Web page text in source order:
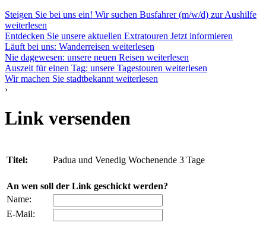
Steigen Sie bei uns ein! Wir suchen Busfahrer (m/w/d) zur Aushilfe
weiterlesen
Entdecken Sie unsere aktuellen Extratouren Jetzt informieren
Läuft bei uns: Wanderreisen weiterlesen
Nie dagewesen: unsere neuen Reisen weiterlesen
Auszeit für einen Tag: unsere Tagestouren weiterlesen
Wir machen Sie stadtbekannt weiterlesen
›
Link versenden
Titel: Padua und Venedig Wochenende 3 Tage
An wen soll der Link geschickt werden?
Name:
E-Mail: